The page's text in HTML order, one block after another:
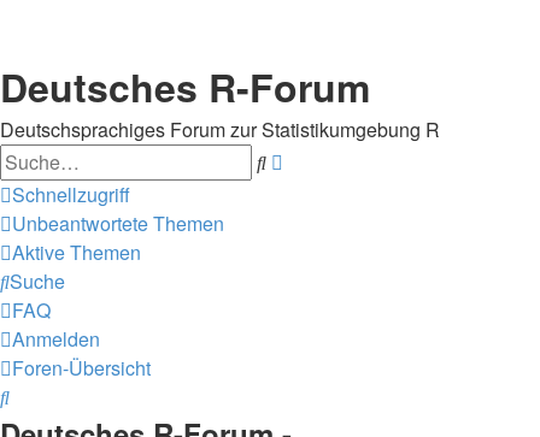
Deutsches R-Forum
Deutschsprachiges Forum zur Statistikumgebung R
Suche
Schnellzugriff
Unbeantwortete Themen
Aktive Themen
Suche
FAQ
Anmelden
Foren-Übersicht
Suche